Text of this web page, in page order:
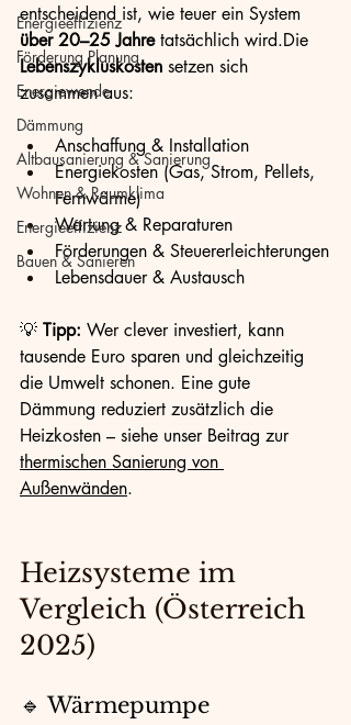
Energieeffizienz
Förderung Planung
Energiewende
Dämmung
Altbausanierung & Sanierung
Wohnen & Raumklima
Energieeffizienz
Bauen & Sanieren
entscheidend ist, wie teuer ein System
über 20–25 Jahre tatsächlich wird.Die
Lebenszykluskosten setzen sich
zusammen aus:
Anschaffung & Installation
Energiekosten (Gas, Strom, Pellets,
Fernwärme)
Wartung & Reparaturen
Förderungen & Steuererleichterungen
Lebensdauer & Austausch
💡 Tipp: Wer clever investiert, kann
tausende Euro sparen und gleichzeitig
die Umwelt schonen. Eine gute
Dämmung reduziert zusätzlich die
Heizkosten – siehe unser Beitrag zur
thermischen Sanierung von
Außenwänden.
Heizsysteme im
Vergleich (Österreich
2025)
🔹 Wärmepumpe